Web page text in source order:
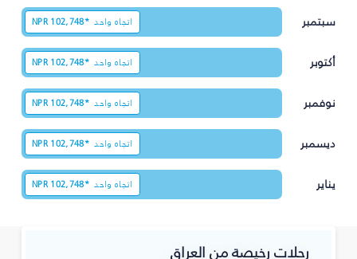
سبتمبر اتجاه واحد NPR 102,748*
أكتوبر اتجاه واحد NPR 102,748*
نوفمبر اتجاه واحد NPR 102,748*
ديسمبر اتجاه واحد NPR 102,748*
يناير اتجاه واحد NPR 102,748*
رحلات رخيصة من العراق